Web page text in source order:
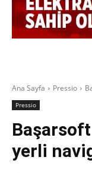
Ana Sayfa Pressio
Pressio
yerli